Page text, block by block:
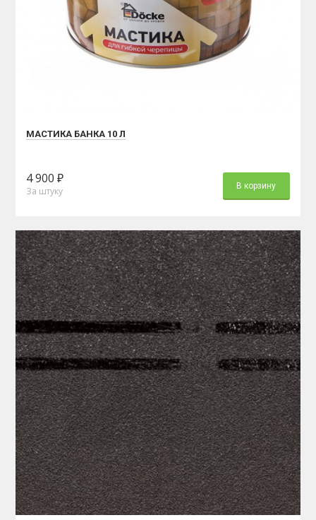
МАСТИКА БАНКА 10 Л
4 900 ₽
За штуку В корзину